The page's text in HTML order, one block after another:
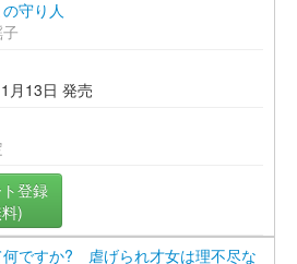
守り人
月13日 発売
登録
)
何ですか? 虐げられ才女は理不尽な